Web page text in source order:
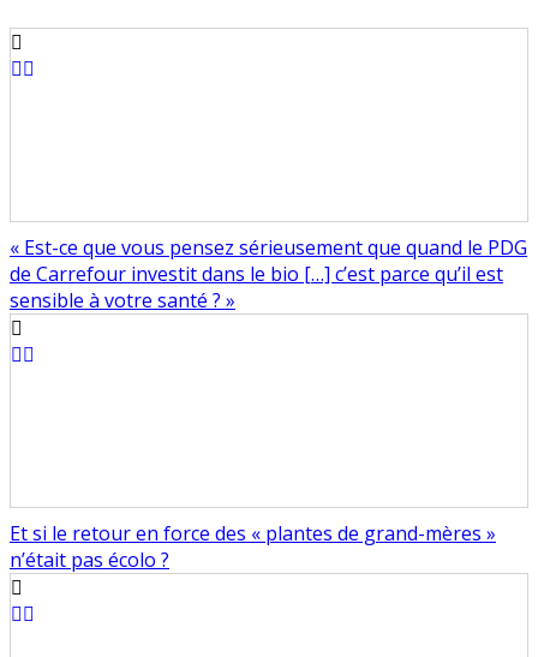
« Est-ce que vous pensez sérieusement que quand le PDG
de Carrefour investit dans le bio […] c’est parce qu’il est
sensible à votre santé ? »
Et si le retour en force des « plantes de grand-mères »
n’était pas écolo ?